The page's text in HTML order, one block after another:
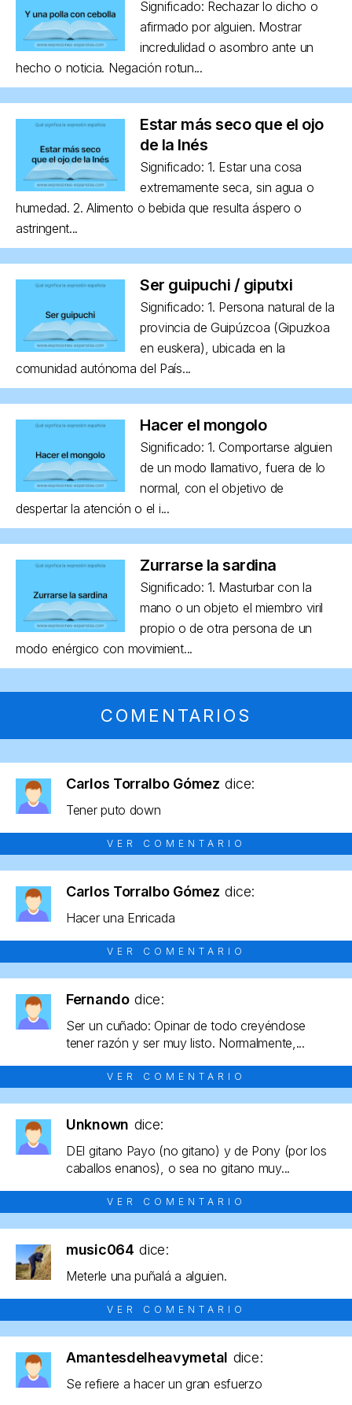
Significado: Rechazar lo dicho o
afirmado por alguien. Mostrar
incredulidad o asombro ante un
hecho o noticia. Negación rotun...
Estar más seco que el ojo
de la Inés
Significado: 1. Estar una cosa
extremamente seca, sin agua o
humedad. 2. Alimento o bebida que resulta áspero o
astringent...
Ser guipuchi / giputxi
Significado: 1. Persona natural de la
provincia de Guipúzcoa (Gipuzkoa
en euskera), ubicada en la
comunidad autónoma del País...
Hacer el mongolo
Significado: 1. Comportarse alguien
de un modo llamativo, fuera de lo
normal, con el objetivo de
despertar la atención o el i...
Zurrarse la sardina
Significado: 1. Masturbar con la
mano o un objeto el miembro viril
propio o de otra persona de un
modo enérgico con movimient...
COMENTARIOS
Carlos Torralbo Gómez dice:
Tener puto down
VER COMENTARIO
Carlos Torralbo Gómez dice:
Hacer una Enricada
VER COMENTARIO
Fernando dice:
Ser un cuñado: Opinar de todo creyéndose
tener razón y ser muy listo. Normalmente,...
VER COMENTARIO
Unknown dice:
DEl gitano Payo (no gitano) y de Pony (por los
caballos enanos), o sea no gitano muy...
VER COMENTARIO
music064 dice:
Meterle una puñalá a alguien.
VER COMENTARIO
Amantesdelheavymetal dice:
Se refiere a hacer un gran esfuerzo